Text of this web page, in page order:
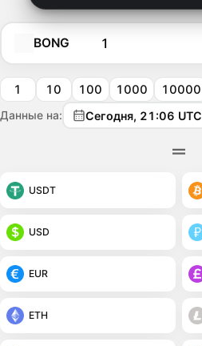
BONG
1 10 100 1000 10000
Данные на: Сегодня, 21:06 UTC
USDT
USD
EUR
ETH